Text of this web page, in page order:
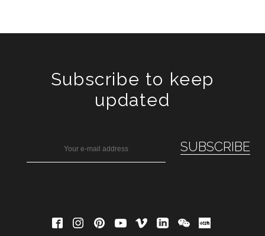
Subscribe to keep
updated